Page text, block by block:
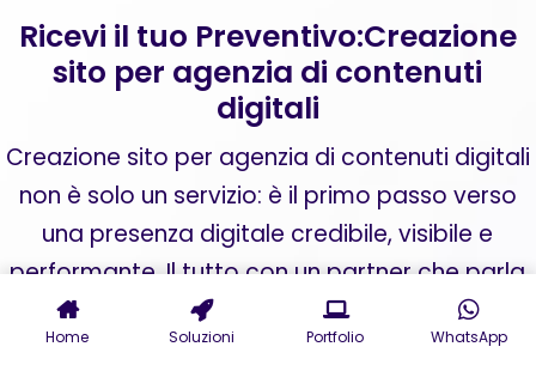
Ricevi il tuo Preventivo:Creazione
sito per agenzia di contenuti
digitali
Creazione sito per agenzia di contenuti digitali
non è solo un servizio: è il primo passo verso
una presenza digitale credibile, visibile e
performante. Il tutto con un partner che parla
il tuo linguaggio e traduce i tuoi obiettivi in
strategie concrete.
Home Soluzioni Portfolio WhatsApp